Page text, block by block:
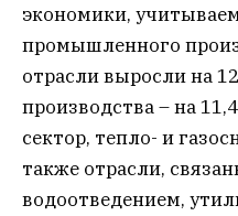
экономики,
промышленного
отрасли выросли на
производства – на
сектор, тепло- и
также отрасли,
водоотведением,